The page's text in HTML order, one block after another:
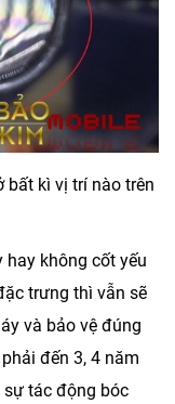
bất kì vị trí nào trên
hay không cốt yếu
trưng thì vẫn sẽ
và bảo vệ đúng
đến 3, 4 năm
tác động bóc